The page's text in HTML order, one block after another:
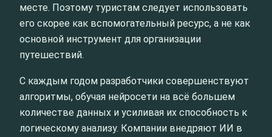
месте. Поэтому туристам следует использовать
его скорее как вспомогательный ресурс, а не как
основной инструмент для организации
путешествий.
С каждым годом разработчики совершенствуют
алгоритмы, обучая нейросети на всё большем
количестве данных и усиливая их способность к
логическому анализу. Компании внедряют ИИ в